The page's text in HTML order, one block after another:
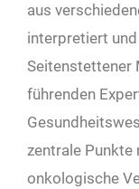
aus
interpretiert und
Seitenstettener
führenden
zentrale Punkte
onkologische